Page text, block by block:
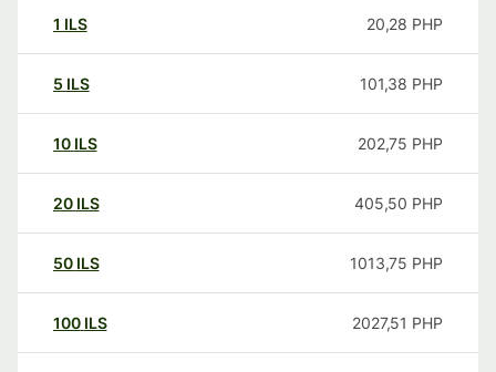
1 ILS 20,28 PHP
5 ILS 101,38 PHP
10 ILS 202,75 PHP
20 ILS 405,50 PHP
50 ILS 1013,75 PHP
100 ILS 2027,51 PHP